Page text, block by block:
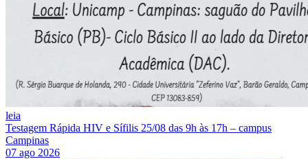
leia
Testagem Rápida HIV e Sífilis 25/08 das 9h às 17h – campus
Campinas
07 ago 2026